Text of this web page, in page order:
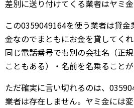
差別に送り付けてくる業者はヤミ金
この0359049164を使う業者は貸金
金なのでまともにお金を貸してく
同じ電話番号でも別の会社名（正
こともある）・名前を名乗ることが
ただ確実に言い切れるのは、
業者は存在しません。ヤミ金には